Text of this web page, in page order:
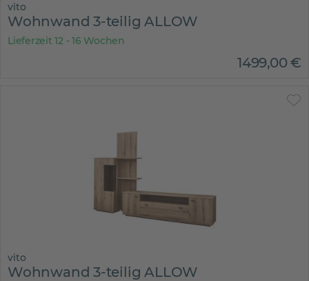
vito
Wohnwand 3-teilig ALLOW
Lieferzeit 12 - 16 Wochen
1499,00€
vito
Wohnwand 3-teilig ALLOW